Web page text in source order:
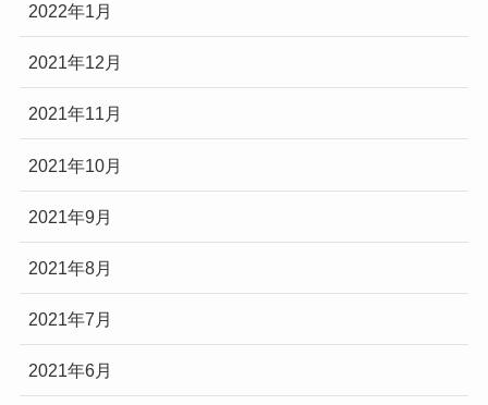
2022年1月
2021年12月
2021年11月
2021年10月
2021年9月
2021年8月
2021年7月
2021年6月